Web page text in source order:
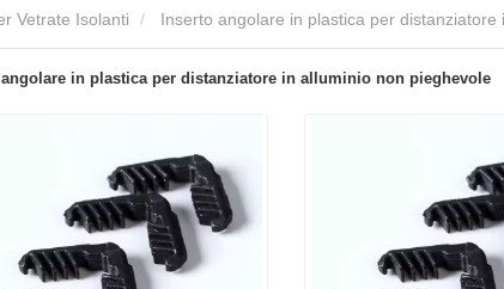
Vetrate Isolanti Inserto angolare in plastica per distanziatore
angolare in plastica per distanziatore in alluminio non pieghevole